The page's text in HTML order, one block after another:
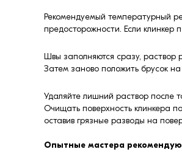
Рекомендуемый температурный
предосторожности. Если клинкер
Швы заполняются сразу, раствор
Затем заново положить брусок
Удаляйте лишний раствор после
Очищать поверхность клинкера
оставив грязные разводы на
Опытные мастера